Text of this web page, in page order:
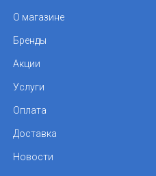
О магазине
Бренды
Акции
Услуги
Оплата
Доставка
Новости